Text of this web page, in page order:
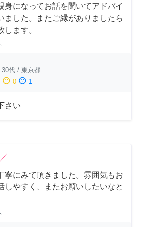
身になってお話を聞いてアドバイ
ました。またご縁がありましたら
します。
30代 / 東京都
sentiment_neutral 0 sentiment_dissatisfied 1
さい
寧にみて頂きました。雰囲気もお
しやすく、またお願いしたいなと